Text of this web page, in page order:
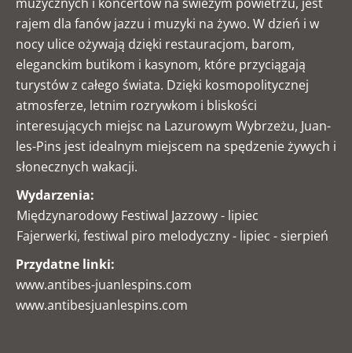
rajem dla fanów jazzu i muzyki na żywo. W dzień i w
nocy ulice ożywają dzięki restauracjom, barom,
eleganckim butikom i kasynom, które przyciągają
turystów z całego świata. Dzięki kosmopolitycznej
atmosferze, letnim rozrywkom i bliskości
interesujących miejsc na Lazurowym Wybrzeżu, Juan-
les-Pins jest idealnym miejscem na spędzenie żywych i
słonecznych wakacji.
Wydarzenia:
Międzynarodowy Festiwal Jazzowy - lipiec
Fajerwerki, festiwal piro melodyczny - lipiec - sierpień
Przydatne linki:
www.antibes-juanlespins.com
www.antibesjuanlespins.com